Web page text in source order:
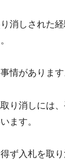
消しされた
情があります
り消しには
ます。
ず入札を取